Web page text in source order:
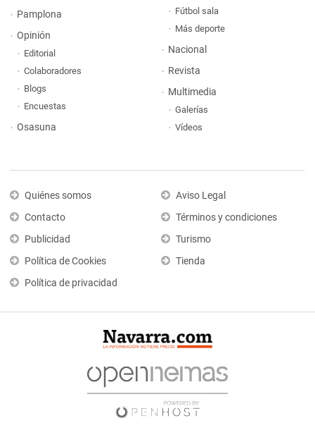
Pamplona
Opinión
Editorial
Colaboradores
Blogs
Encuestas
Osasuna
Fútbol sala
Más deporte
Nacional
Revista
Multimedia
Galerías
Vídeos
Quiénes somos
Contacto
Publicidad
Política de Cookies
Política de privacidad
Aviso Legal
Términos y condiciones
Turismo
Tienda